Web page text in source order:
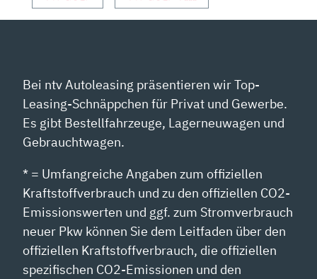
Bei ntv Autoleasing präsentieren wir Top-
Leasing-Schnäppchen für Privat und Gewerbe.
Es gibt Bestellfahrzeuge, Lagerneuwagen und
Gebrauchtwagen.
* = Umfangreiche Angaben zum offiziellen
Kraftstoffverbrauch und zu den offiziellen CO2-
Emissionswerten und ggf. zum Stromverbrauch
neuer Pkw können Sie dem Leitfaden über den
offiziellen Kraftstoffverbrauch, die offiziellen
spezifischen CO2-Emissionen und den